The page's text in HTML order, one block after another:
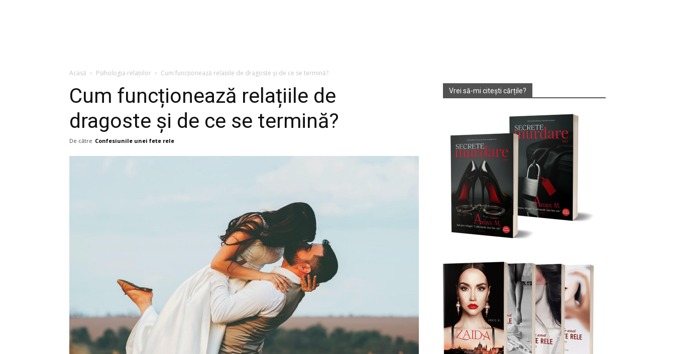
Acasă Psihologia relațiilor Cum funcționează relațiile de dragoste și de ce se termină?
Cum funcționează relațiile de
dragoste și de ce se termină?
De către Confesiunile unei fete rele
Vrei să-mi citești cărțile?